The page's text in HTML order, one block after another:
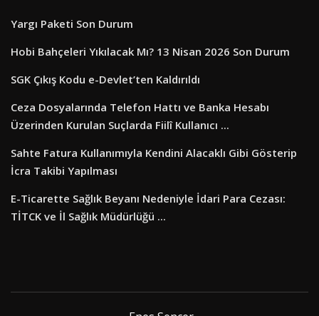
Yargı Paketi Son Durum
Hobi Bahçeleri Yıkılacak Mı? 13 Nisan 2026 Son Durum
SGK Çıkış Kodu e-Devlet’ten Kaldırıldı
Ceza Dosyalarında Telefon Hattı ve Banka Hesabı
Üzerinden Kurulan Suçlarda Fiilî Kullanıcı ...
Sahte Fatura Kullanımıyla Kendini Alacaklı Gibi Gösterip
İcra Takibi Yapılması
E-Ticarette Sağlık Beyanı Nedeniyle İdari Para Cezası:
TİTCK ve İl Sağlık Müdürlüğü ...